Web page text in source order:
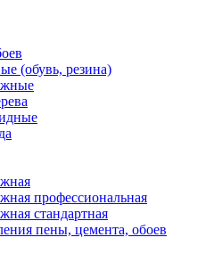
(обувь, резина)
профессиональная
стандартная
пены, цемента, обоев